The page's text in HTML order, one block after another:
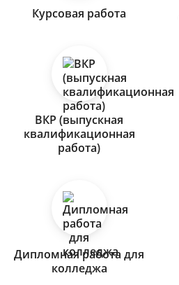
Курсовая работа
ВКР (выпускная
квалификационная
работа)
Дипломная работа для
колледжа